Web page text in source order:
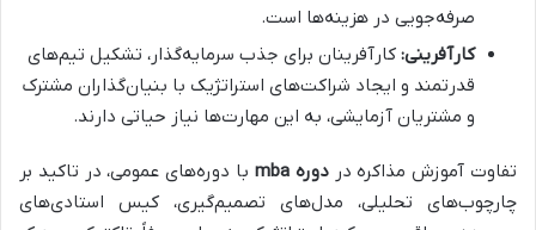
صرفه‌جویی در هزینه‌ها است.
کارآفرینی: کارآفرینان برای جذب سرمایه‌گذار، تشکیل تیم‌های
قدرتمند و ایجاد شراکت‌های استراتژیک با بنیان‌گذاران مشترک
و مشتریان آزمایشی، به این مهارت‌ها نیاز حیاتی دارند.
تفاوت آموزش مذاکره دردوره mba
با دوره‌های عمومی، در تاکید بر
چارچوب‌های تحلیلی، مدل‌های تصمیم‌گیری، کیس استادی‌های